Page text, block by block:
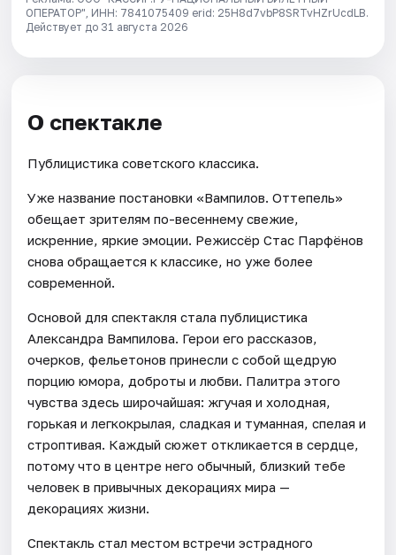
ОПЕРАТОР", ИНН: 7841075409 erid: 25H8d7vbP8SRTvHZrUcdLB.
Действует до 31 августа 2026
О спектакле
Публицистика советского классика.
Уже название постановки «Вампилов. Оттепель»
обещает зрителям по-весеннему свежие,
искренние, яркие эмоции. Режиссёр Стас Парфёнов
снова обращается к классике, но уже более
современной.
Основой для спектакля стала публицистика
Александра Вампилова. Герои его рассказов,
очерков, фельетонов принесли с собой щедрую
порцию юмора, доброты и любви. Палитра этого
чувства здесь широчайшая: жгучая и холодная,
горькая и легкокрылая, сладкая и туманная, спелая и
строптивая. Каждый сюжет откликается в сердце,
потому что в центре него обычный, близкий тебе
человек в привычных декорациях мира —
декорациях жизни.
Спектакль стал местом встречи эстрадного